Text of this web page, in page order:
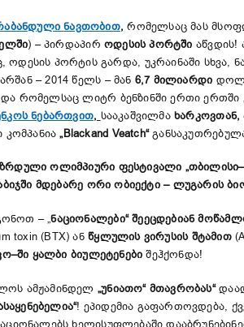
ნავთობით, რომელსაც მას
) – პირდაპირ ოდესის პორტში აწვდის!
ოდესის პორტის გარდა, უკრაინაში
– 2014 წელს – მან 6,7 მილიარდი
რომელსაც ლიტრ ბენზინში ერთი ერთში
ნებართვით, სააკაშვილმახარკოვთან,
კომპანია„Blackand Veatch“
ოლიმპიური ფესტივალი „თბილისი
მდებარე ორი ობიექტი– ლუგარის
– „ნაციონალები“ შეეცდებიან
toxin (BTX) ანწყლულის ვირუსის შტამით
–ში ყალბი ბიულეტენები შეჰქონდა!
ამჟამინდელ „უნიათო“ მთავრობას“
! ეპიდემია გაფართოვდება,